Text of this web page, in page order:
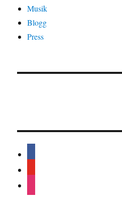
Musik
Blogg
Press